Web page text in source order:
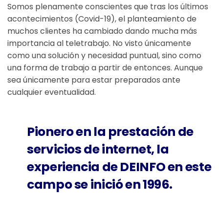
Somos plenamente conscientes que tras los últimos
acontecimientos (Covid-19), el planteamiento de
muchos clientes ha cambiado dando mucha más
importancia al teletrabajo. No visto únicamente
como una solución y necesidad puntual, sino como
una forma de trabajo a partir de entonces. Aunque
sea únicamente para estar preparados ante
cualquier eventualidad.
Pionero en la prestación de
servicios de internet, la
experiencia deDEINFOen este
campo se inició en 1996.